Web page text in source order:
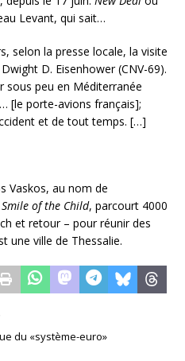
Levant, qui sait…
selon la presse locale, la visite
D. Eisenhower (CNV-69).
sous peu en Méditerranée
[le porte-avions français];
et de tout temps. […]
Vaskos, au nom de
Smile of the Child, parcourt 4000
et retour – pour réunir des
une ville de Thessalie.
du «système-euro»